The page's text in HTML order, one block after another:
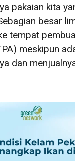
pakaian kita
besar
tempat
meskipun
dan